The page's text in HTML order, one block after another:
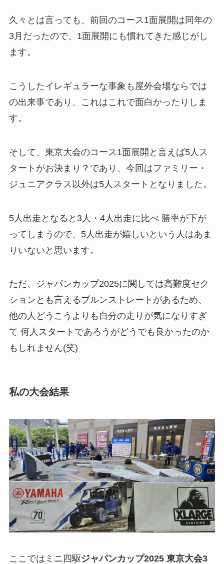
久々とは言っても、前回のコース1面展開は同年の
3月だったので、1面展開にも慣れてきた感じがし
ます。
こうしたイレギュラーな事象も屋外会場ならでは
の出来事であり、これはこれで面白かったりしま
す。
そして、東京大会のコース1面展開と言えば5人ス
タートがお決まり？であり、今回はファミリー・
ジュニアクラス以外は5人スタートとなりました。
5人出走となると3人・4人出走に比べ 勝率が下が
ってしまうので、5人出走が嬉しいという人はあま
りいないと思います。
ただ、ジャパンカップ2025に関しては高難度セク
ションとも言えるブルンストレートがあるため、
他の人どうこうよりも自分の走りが気になりすぎ
て 何人スタートであろうがどうでも良かったのか
もしれません(笑)
私の大会結果
ここではミニ四駆ジャパンカップ2025 東京大会3